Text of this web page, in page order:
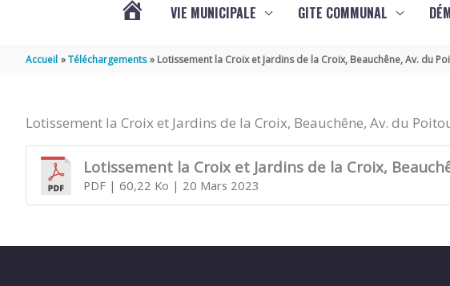
CHERMIGNAC
(17460)
VIE MUNICIPALE GITE COMMUNAL
Accueil Téléchargements Lotissement la Croix et Jardins de la Croix, Beauchêne, Av. du
Lotissement la Croix et Jardins de la Croix, Beauchêne, Av. du
Lotissement la Croix et Jardins de la Croix,
PDF| 60,22 Ko | 20 Mars 2023